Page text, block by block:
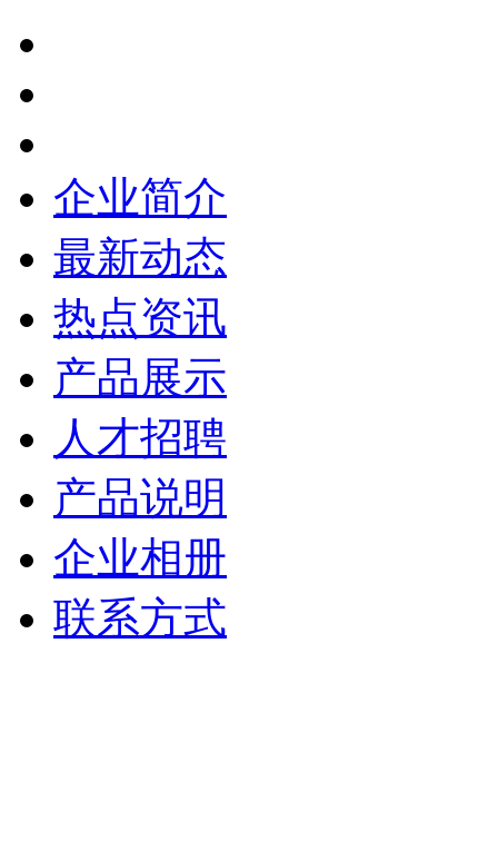
企业简介
最新动态
热点资讯
产品展示
人才招聘
产品说明
企业相册
联系方式